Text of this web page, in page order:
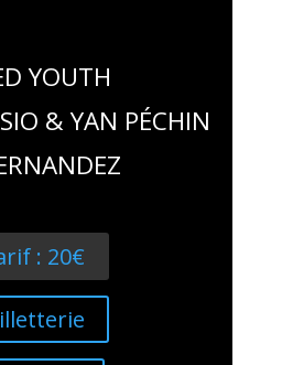
YOUTH
& YAN PÉCHIN
: 20€